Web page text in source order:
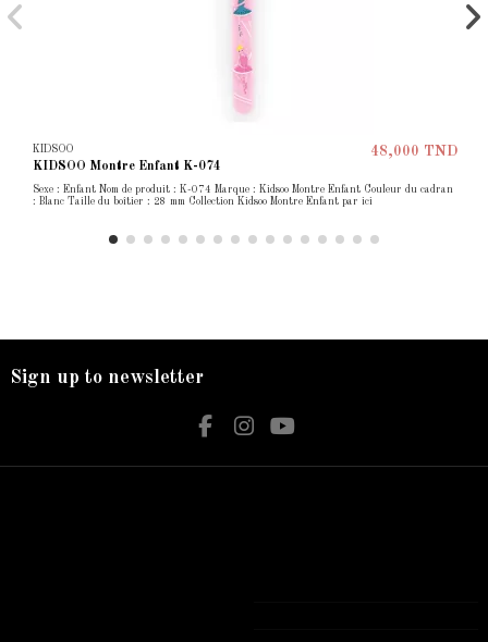
KIDSOO
KIDSOO Montre Enfant K-074
48,000 TND
Sexe : Enfant Nom de produit : K-074 Marque : Kidsoo Montre Enfant Couleur du cadran
: Blanc Taille du boîtier : 28 mm Collection Kidsoo Montre Enfant par ici
Sign up to newsletter